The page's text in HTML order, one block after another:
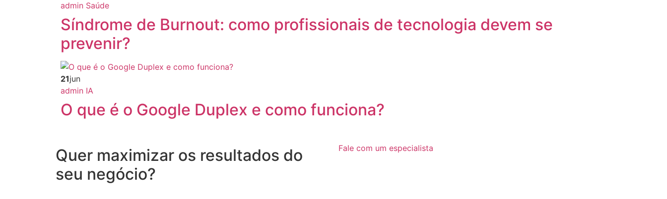
admin Saúde
Síndrome de Burnout: como profissionais de tecnologia devem se
prevenir?
21jun
admin IA
O que é o Google Duplex e como funciona?
Quer maximizar os resultados do
seu negócio?
Fale com um especialista